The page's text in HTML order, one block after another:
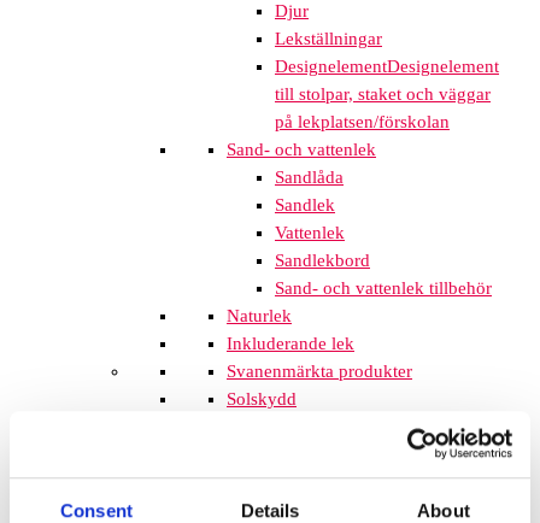
Consent Details About
Djur
Lekställningar
DesignelementDesignelement
till stolpar, staket och väggar
på lekplatsen/förskolan
Sand- och vattenlek
Sandlåda
Sandlek
Vattenlek
Sandlekbord
Sand- och vattenlek tillbehör
Naturlek
Inkluderande lek
Svanenmärkta produkter
Solskydd
TrampolinTrampolinerna är
tillverkade av fjädrande material som